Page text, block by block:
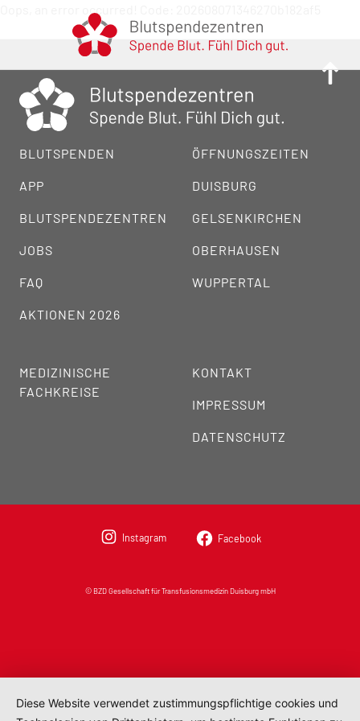
Oops, an error occurred! Code: 202608071346270b182af5
BLUTSPENDEN
APP
BLUTSPENDEZENTREN
JOBS
FAQ
AKTIONEN 2026
ÖFFNUNGSZEITEN
DUISBURG
GELSENKIRCHEN
OBERHAUSEN
WUPPERTAL
MEDIZINISCHE
FACHKREISE
KONTAKT
IMPRESSUM
DATENSCHUTZ
Instagram Facebook
© BZD Gesellschaft für Transfusionsmedizin Duisburg mbH
Diese Website verwendet zustimmungspflichtige cookies und